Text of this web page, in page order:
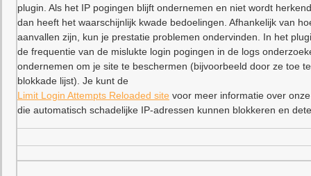
plugin. Als het IP pogingen blijft ondernemen en niet wordt
dan heeft het waarschijnlijk kwade bedoelingen. Afhankelijk van
aanvallen zijn, kun je prestatie problemen ondervinden. In het
de frequentie van de mislukte login pogingen in de logs
ondernemen om je site te beschermen (bijvoorbeeld door ze toe
blokkade lijst). Je kunt de
Limit Login Attempts Reloaded site voor meer informatie over
die automatisch schadelijke IP-adressen kunnen blokkeren en